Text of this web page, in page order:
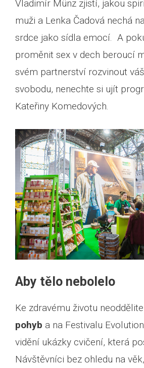
Vladimír Münz zjistí, jakou
muži a Lenka Čadová nechá
srdce jako sídla emocí. A
proměnit sex v dech beroucí
svém partnerství rozvinout
svobodu, nenechte si ujít
Kateřiny Komedových.
Aby tělo nebolelo
Ke zdravému životu
pohyb a na Festivalu
vidění ukázky cvičení, která
Návštěvníci bez ohledu na